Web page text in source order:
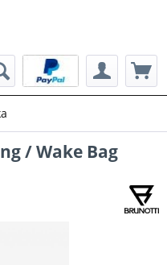
/ Wake Bag